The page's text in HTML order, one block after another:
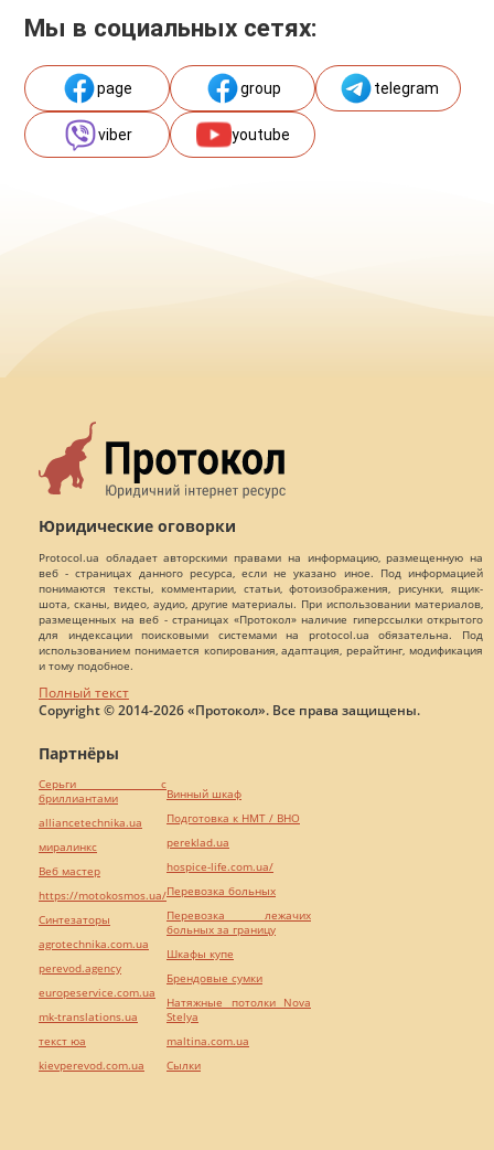
Мы в социальных сетях:
page group telegram
viber youtube
Юридические оговорки
Protocol.ua обладает авторскими правами на информацию, размещенную на
веб - страницах данного ресурса, если не указано иное. Под информацией
понимаются тексты, комментарии, статьи, фотоизображения, рисунки, ящик-
шота, сканы, видео, аудио, другие материалы. При использовании материалов,
размещенных на веб - страницах «Протокол» наличие гиперссылки открытого
для индексации поисковыми системами на protocol.ua обязательна. Под
использованием понимается копирования, адаптация, рерайтинг, модификация
и тому подобное.
Полный текст
Copyright © 2014-2026 «Протокол». Все права защищены.
Партнёры
Серьги с
бриллиантами
alliancetechnika.ua
миралинкс
Веб мастер
https://motokosmos.ua/
Синтезаторы
agrotechnika.com.ua
perevod.agency
europeservice.com.ua
mk-translations.ua
текст юа
kievperevod.com.ua
Винный шкаф
Подготовка к НМТ / ВНО
pereklad.ua
hospice-life.com.ua/
Перевозка больных
Перевозка лежачих
больных за границу
Шкафы купе
Брендовые сумки
Натяжные потолки Nova
Stelya
maltina.com.ua
Cылки